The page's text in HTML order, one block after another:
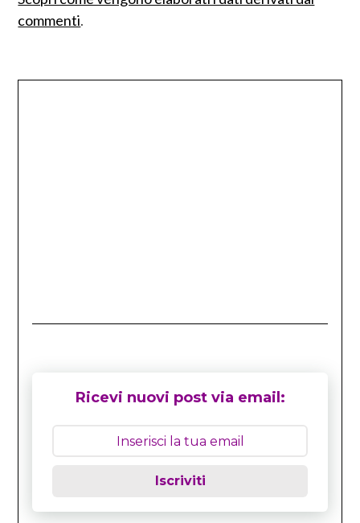
commenti.
Ricevi nuovi post via email:
Iscriviti